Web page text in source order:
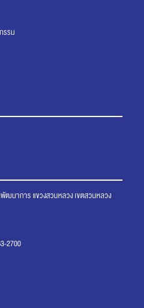
รรม
นาการ แขวงสวนหลวง เขตสวนหลวง
2700